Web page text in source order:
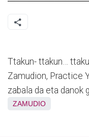
Ttakun- ttakun…
Zamudion, Practice
zabala da eta danok
ZAMUDIO